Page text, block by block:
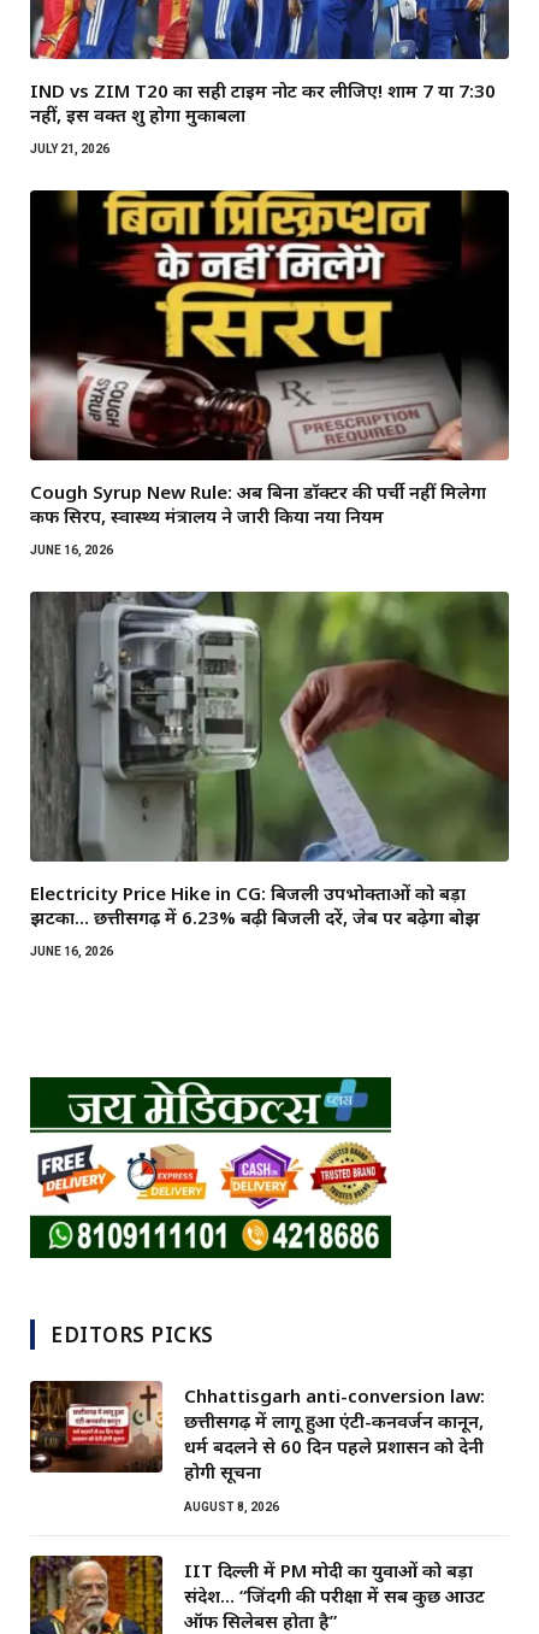
IND vs ZIM T20 का सही टाइम नोट कर लीजिए! शाम 7 या 7:30
नहीं, इस वक्त शुरू होगा मुकाबला
JULY 21, 2026
Cough Syrup New Rule: अब बिना डॉक्टर की पर्ची नहीं मिलेगा
कफ सिरप, स्वास्थ्य मंत्रालय ने जारी किया नया नियम
JUNE 16, 2026
Electricity Price Hike in CG: बिजली उपभोक्ताओं को बड़ा
झटका… छत्तीसगढ़ में 6.23% बढ़ी बिजली दरें, जेब पर बढ़ेगा बोझ
JUNE 16, 2026
EDITORS PICKS
Chhattisgarh anti-conversion law:
छत्तीसगढ़ में लागू हुआ एंटी-कनवर्जन कानून,
धर्म बदलने से 60 दिन पहले प्रशासन को देनी
होगी सूचना
AUGUST 8, 2026
IIT दिल्ली में PM मोदी का युवाओं को बड़ा
संदेश… “जिंदगी की परीक्षा में सब कुछ आउट
ऑफ सिलेबस होता है”